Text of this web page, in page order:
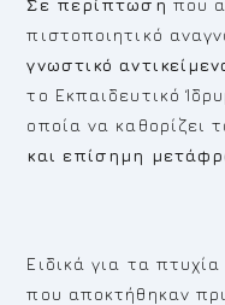
Σε περίπτωση που
πιστοποιητικό
γνωστικό
το Εκπαιδευτικό
οποία να καθορίζει
και επίσημη
Ειδικά για τα πτυχία
που αποκτήθηκαν